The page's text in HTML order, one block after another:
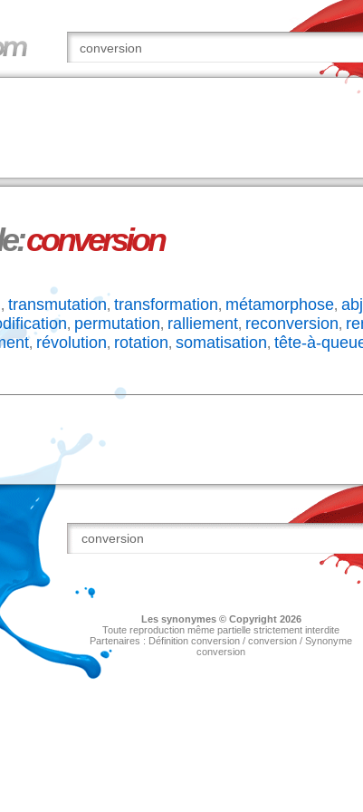
conversion
, transmutation, transformation, métamorphose,
, permutation, ralliement, reconversion,
, révolution, rotation, somatisation, tête-à-
Les synonymes© Copyright 2026
Toute reproduction même partielle strictement interdite
Partenaires : Définition conversion / conversion / Synonyme
conversion